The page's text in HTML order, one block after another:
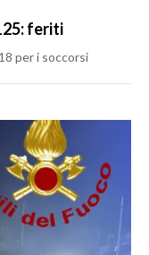
feriti
per i soccorsi